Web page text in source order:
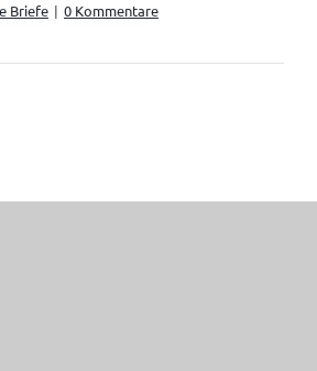
Briefe | 0 Kommentare